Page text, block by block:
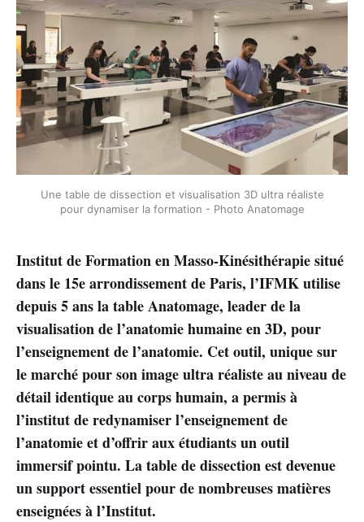
Une table de dissection et visualisation 3D ultra réaliste
pour dynamiser la formation - Photo Anatomage
Institut de Formation en Masso-Kinésithérapie situé
dans le 15e arrondissement de Paris, l’IFMK utilise
depuis 5 ans la table Anatomage, leader de la
visualisation de l’anatomie humaine en 3D, pour
l’enseignement de l’anatomie. Cet outil, unique sur
le marché pour son image ultra réaliste au niveau de
détail identique au corps humain, a permis à
l’institut de redynamiser l’enseignement de
l’anatomie et d’offrir aux étudiants un outil
immersif pointu. La table de dissection est devenue
un support essentiel pour de nombreuses matières
enseignées à l’Institut.